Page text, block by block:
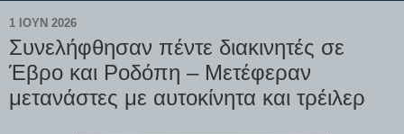
1 ΙΟΥΝ 2026
Συνελήφθησαν πέντε διακινητές σε
Έβρο και Ροδόπη – Μετέφεραν
μετανάστες με αυτοκίνητα και τρέιλερ